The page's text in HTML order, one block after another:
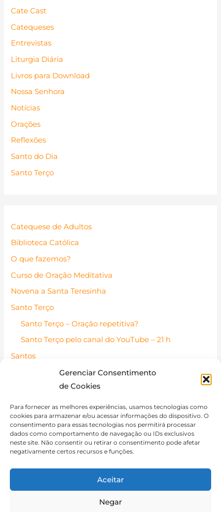
Gerenciar Consentimento
de Cookies
Para fornecer as melhores experiências, usamos tecnologias como
cookies para armazenar e/ou acessar informações do dispositivo. O
consentimento para essas tecnologias nos permitirá processar
dados como comportamento de navegação ou IDs exclusivos
neste site. Não consentir ou retirar o consentimento pode afetar
negativamente certos recursos e funções.
Aceitar
Negar
Cate Cast
Catequeses
Entrevistas
Liturgia Diária
Livros para Download
Nossa Senhora
Notícias
Orações
Reflexões
Santo do Dia
Santo Terço
Catequese de Adultos
Biblioteca Católica
O que fazemos?
Curso de Oração Meditativa
Novena a Santa Teresinha
Santo Terço
Santo Terço – Oração repetitiva?
Santo Terço pelo canal do YouTube – 21 h
Santos
Santos Católicos – Pessoas de fé
Santo do dia
Contato
Política de Cookies (BR)
Isenção de Responsabilidade